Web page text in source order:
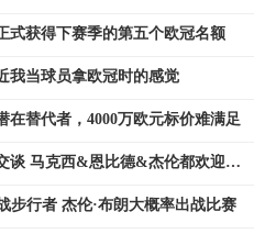
式获得下赛季的第五个欧冠名额
我当球员拿欧冠时的感觉
在替代者，4000万欧元标价难满足
谈 马克西&恩比德&杰伦都欢迎老
步行者 杰伦·布朗大概率出战比赛